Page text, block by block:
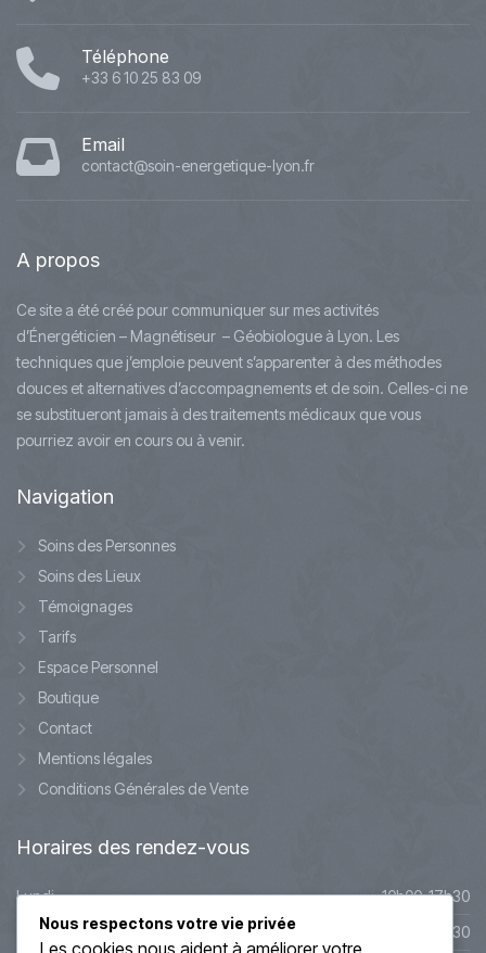
Téléphone
+33 6 10 25 83 09
Email
contact@soin-energetique-lyon.fr
A propos
Ce site a été créé pour communiquer sur mes activités
d’Énergéticien – Magnétiseur – Géobiologue à Lyon. Les
techniques que j’emploie peuvent s’apparenter à des méthodes
douces et alternatives d’accompagnements et de soin. Celles-ci ne
se substitueront jamais à des traitements médicaux que vous
pourriez avoir en cours ou à venir.
Navigation
Soins des Personnes
Soins des Lieux
Témoignages
Tarifs
Espace Personnel
Boutique
Contact
Mentions légales
Conditions Générales de Vente
Horaires des rendez-vous
Lundi
10h00-17h30
Mardi
10h00-17h30
Nous respectons votre vie privée
Les cookies nous aident à améliorer votre